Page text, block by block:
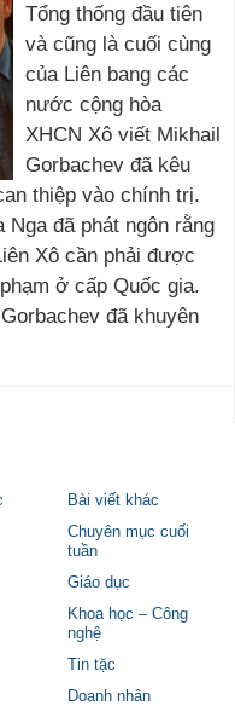
Tổng thống đầu tiên
và cũng là cuối cùng
của Liên bang các
nước cộng hòa
XHCN Xô viết Mikhail
Gorbachev đã kêu
thiệp vào chính trị.
đã phát ngôn rằng
Xô cần phải được
ở cấp Quốc gia.
đã khuyên
Bài viết khác
Chuyên mục cuối
tuần
Giáo dục
Khoa học – Công
nghệ
Tin tặc
Doanh nhân